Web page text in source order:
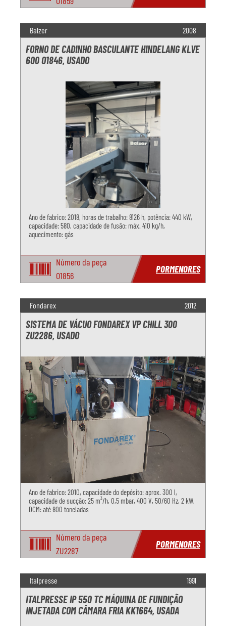
Balzer 2008
FORNO DE CADINHO BASCULANTE HINDELANG KLVE
600 O1846, USADO
Ano de fabrico: 2018, horas de trabalho: 8126 h, potência: 440 kW,
capacidade: 580, capacidade de fusão: máx. 410 kg/h,
aquecimento: gás
Número da peça
O1856
PORMENORES
Fondarex 2012
SISTEMA DE VÁCUO FONDAREX VP CHILL 300
ZU2286, USADO
Ano de fabrico: 2010, capacidade do depósito: aprox. 300 l,
capacidade de sucção: 25 m³/h, 0,5 mbar, 400 V, 50/60 Hz, 2 kW,
DCM: até 800 toneladas
Número da peça
ZU2287
PORMENORES
Italpresse 1991
ITALPRESSE IP 550 TC MÁQUINA DE FUNDIÇÃO
INJETADA COM CÂMARA FRIA KK1664, USADA